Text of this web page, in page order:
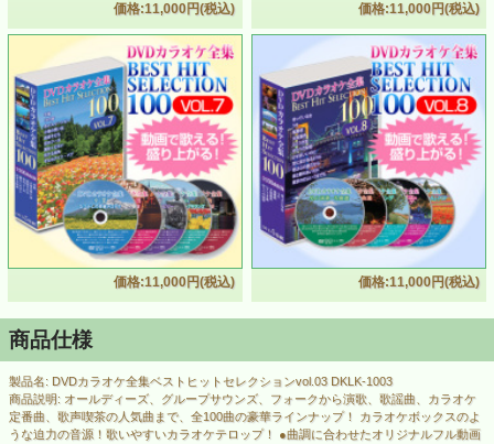
価格:11,000円(税込) 価格:11,000円(税込)
価格:11,000円(税込) 価格:11,000円(税込)
商品仕様
製品名: DVDカラオケ全集ベストヒットセレクションvol.03 DKLK-1003
商品説明: オールディーズ、グループサウンズ、フォークから演歌、歌謡曲、カラオケ
定番曲、歌声喫茶の人気曲まで、全100曲の豪華ラインナップ！ カラオケボックスのよ
うな迫力の音源！歌いやすいカラオケテロップ！ ●曲調に合わせたオリジナルフル動画